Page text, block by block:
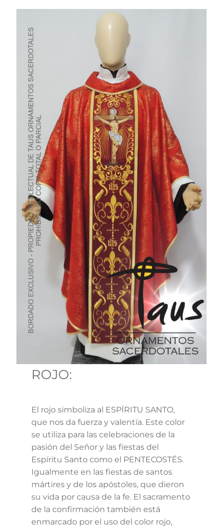
ROJO:
El rojo simboliza al ESPÍRITU SANTO,
que nos da fuerza y valentía. Este color
se utiliza para las celebraciones de la
pasión del Señor y las fiestas del
Espíritu Santo como el PENTECOSTÉS.
Igualmente en las fiestas de santos
mártires y de los apóstoles, que dieron
su vida por causa de la fe. El sacramento
de la confirmación también está
enmarcado por el uso del color rojo,